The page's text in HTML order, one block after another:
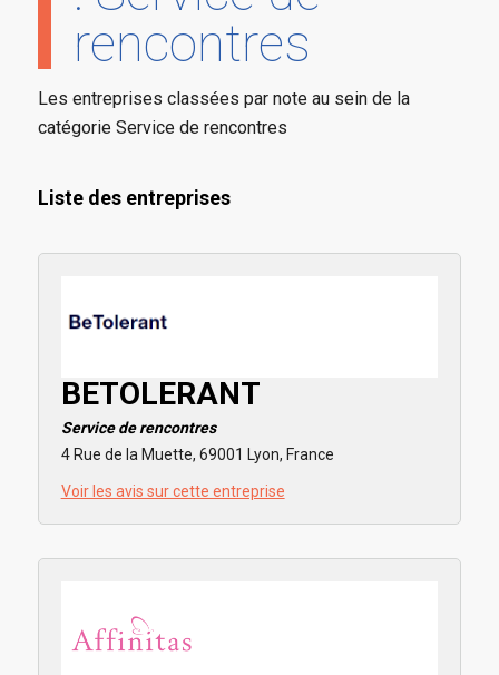
rencontres
Les entreprises classées par note au sein de la
catégorie Service de rencontres
Liste des entreprises
BETOLERANT
Service de rencontres
4 Rue de la Muette, 69001 Lyon, France
Voir les avis sur cette entreprise